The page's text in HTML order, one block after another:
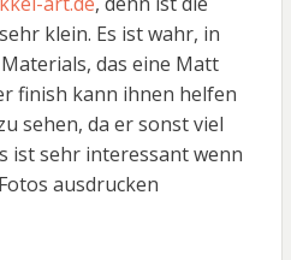
klein. Es ist wahr, in
das eine Matt
finish kann ihnen helfen
sehen, da er sonst viel
ist sehr interessant wenn
ausdrucken